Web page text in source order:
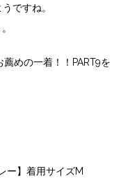
ですね。
めの一着！！PART9を
ー】着用サイズM